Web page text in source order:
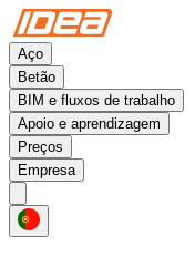
Aço
Betão
BIM e fluxos de trabalho
Apoio e aprendizagem
Preços
Empresa